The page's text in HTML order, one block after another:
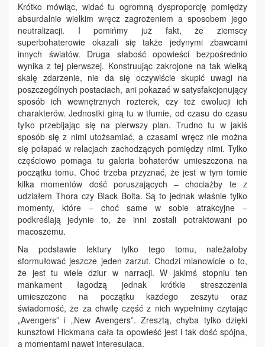
Krótko mówiąc, widać tu ogromną dysproporcję pomiędzy
absurdalnie wielkim wręcz zagrożeniem a sposobem jego
neutralizacji. I pomińmy już fakt, że ziemscy
superbohaterowie okazali się także jedynymi zbawcami
innych światów. Druga słabość opowieści bezpośrednio
wynika z tej pierwszej. Konstruując zakrojone na tak wielką
skalę zdarzenie, nie da się oczywiście skupić uwagi na
poszczególnych postaciach, ani pokazać w satysfakcjonujący
sposób ich wewnętrznych rozterek, czy też ewolucji ich
charakterów. Jednostki giną tu w tłumie, od czasu do czasu
tylko przebijając się na pierwszy plan. Trudno tu w jakiś
sposób się z nimi utożsamiać, a czasami wręcz nie można
się połapać w relacjach zachodzących pomiędzy nimi. Tylko
częściowo pomaga tu galeria bohaterów umieszczona na
początku tomu. Choć trzeba przyznać, że jest w tym tomie
kilka momentów dość poruszających – chociażby te z
udziałem Thora czy Black Bolta. Są to jednak właśnie tylko
momenty, które – choć same w sobie atrakcyjne –
podkreślają jedynie to, że inni zostali potraktowani po
macoszemu.
Na podstawie lektury tylko tego tomu, należałoby
sformułować jeszcze jeden zarzut. Chodzi mianowicie o to,
że jest tu wiele dziur w narracji. W jakimś stopniu ten
mankament łagodzą jednak krótkie streszczenia
umieszczone na początku każdego zeszytu oraz
świadomość, że za chwilę część z nich wypełnimy czytając
„Avengers” i „New Avengers”. Zresztą, chyba tylko dzięki
kunsztowi Hickmana cała ta opowieść jest i tak dość spójna,
a momentami nawet interesująca.